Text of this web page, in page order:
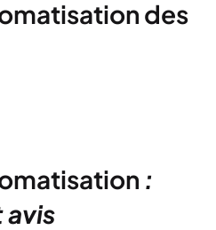
des
:
avis